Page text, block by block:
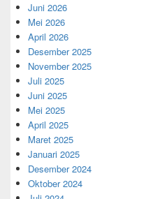
Juni 2026
Mei 2026
April 2026
Desember 2025
November 2025
Juli 2025
Juni 2025
Mei 2025
April 2025
Maret 2025
Januari 2025
Desember 2024
Oktober 2024